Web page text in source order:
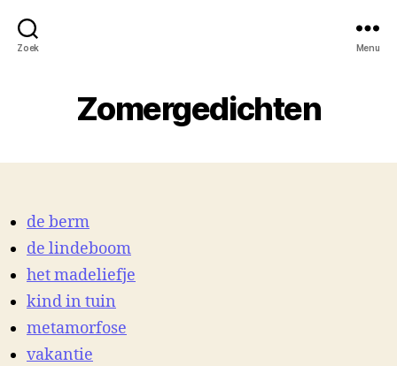
Zoek Menu
Zomergedichten
de berm
de lindeboom
het madeliefje
kind in tuin
metamorfose
vakantie